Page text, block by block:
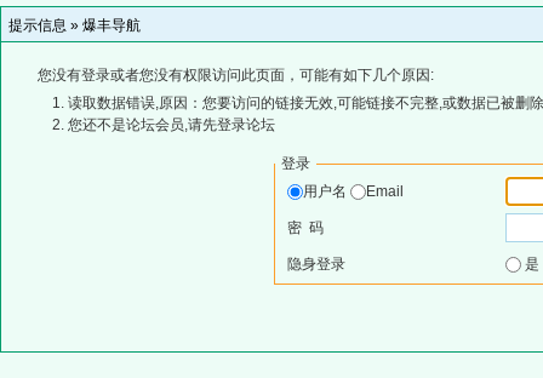
提示信息 » 爆丰导航
您没有登录或者您没有权限访问此页面，可能有如下几个原因:
读取数据错误,原因：您要访问的链接无效,可能链接不完整,或数据已被删
您还不是论坛会员,请先登录论坛
登录
用户名
Email
密 码
隐身登录